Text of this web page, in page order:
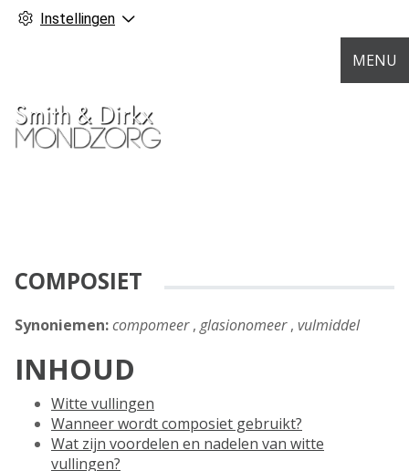
Instellingen
MENU
COMPOSIET
Synoniemen:compomeer, glasionomeer, vulmiddel
INHOUD
Witte vullingen
Wanneer wordt composiet gebruikt?
Wat zijn voordelen en nadelen van witte
vullingen?